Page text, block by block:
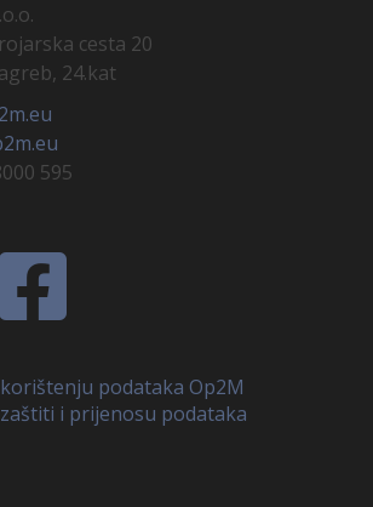
cesta 20
24.kat
595
podataka Op2M
i prijenosu podataka